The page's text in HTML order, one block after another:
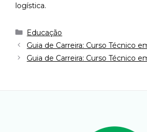
logística.
Educação
Guia de Carreira: Curso Técnico
Guia de Carreira: Curso Técnico